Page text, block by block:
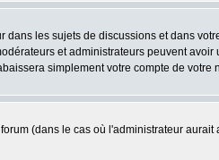
les sujets de discussions et dans
et administrateurs peuvent
simplement votre compte de votre
(dans le cas où l'administrateur